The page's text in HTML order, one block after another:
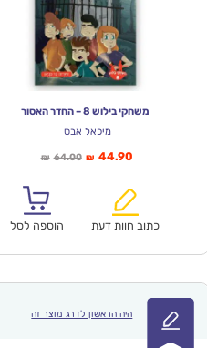
משחקי בילוש 8 – החדר האסור
מיכאל אבס
₪ 64.00המחיר
₪64.00.
₪ 44.90המחיר
הוא:
כתוב חוות דעת
הוספה לסל
היה הראשון לדרג מוצר זה